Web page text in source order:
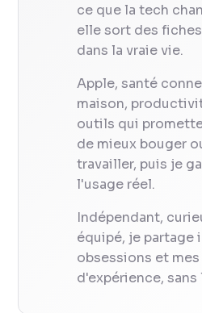
ce que la tech
elle sort des
dans la vraie vie.
Apple, santé
maison,
outils qui
de mieux bouger
travailler, puis je
l'usage réel.
Indépendant,
équipé, je partage
obsessions et
d'expérience,